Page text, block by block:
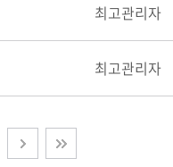
최고관리자
최고관리자